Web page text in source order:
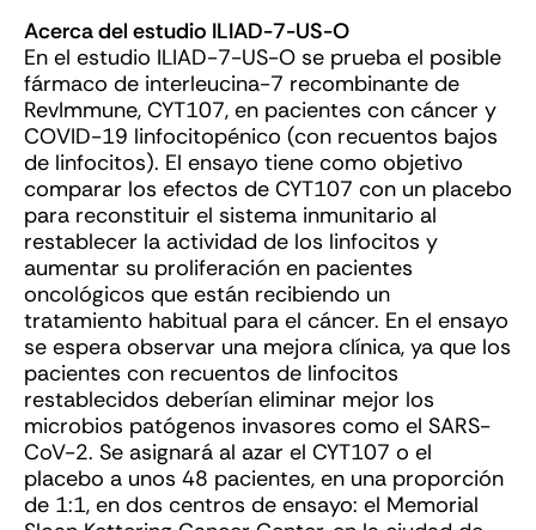
Acerca del estudio ILIAD-7-US-O
En el estudio ILIAD-7-US-O se prueba el posible
fármaco de interleucina-7 recombinante de
RevImmune, CYT107, en pacientes con cáncer y
COVID-19 linfocitopénico (con recuentos bajos
de linfocitos). El ensayo tiene como objetivo
comparar los efectos de CYT107 con un placebo
para reconstituir el sistema inmunitario al
restablecer la actividad de los linfocitos y
aumentar su proliferación en pacientes
oncológicos que están recibiendo un
tratamiento habitual para el cáncer. En el ensayo
se espera observar una mejora clínica, ya que los
pacientes con recuentos de linfocitos
restablecidos deberían eliminar mejor los
microbios patógenos invasores como el SARS-
CoV-2. Se asignará al azar el CYT107 o el
placebo a unos 48 pacientes, en una proporción
de 1:1, en dos centros de ensayo: el Memorial